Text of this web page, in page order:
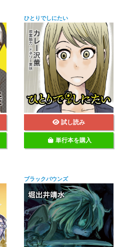
ひとりでしにたい
試し読み
単行本を購入
ブラックバウンズ